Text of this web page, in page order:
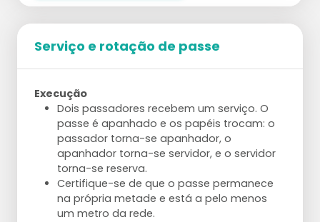
Serviço e rotação de passe
Execução
Dois passadores recebem um serviço. O
passe é apanhado e os papéis trocam: o
passador torna-se apanhador, o
apanhador torna-se servidor, e o servidor
torna-se reserva.
Certifique-se de que o passe permanece
na própria metade e está a pelo menos
um metro da rede.